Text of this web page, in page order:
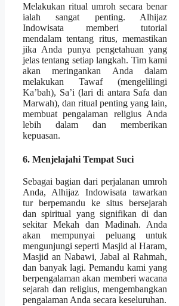
Melakukan ritual umroh secara benar
ialah sangat penting. Alhijaz
Indowisata memberi tutorial
mendalam tentang ritus, memastikan
jika Anda punya pengetahuan yang
jelas tentang setiap langkah. Tim kami
akan meringankan Anda dalam
melakukan Tawaf (mengelilingi
Ka’bah), Sa’i (lari di antara Safa dan
Marwah), dan ritual penting yang lain,
membuat pengalaman religius Anda
lebih dalam dan memberikan
kepuasan.
6. Menjelajahi Tempat Suci
Sebagai bagian dari perjalanan umroh
Anda, Alhijaz Indowisata tawarkan
tur berpemandu ke situs bersejarah
dan spiritual yang signifikan di dan
sekitar Mekah dan Madinah. Anda
akan mempunyai peluang untuk
mengunjungi seperti Masjid al Haram,
Masjid an Nabawi, Jabal al Rahmah,
dan banyak lagi. Pemandu kami yang
berpengalaman akan memberi wacana
sejarah dan religius, mengembangkan
pengalaman Anda secara keseluruhan.